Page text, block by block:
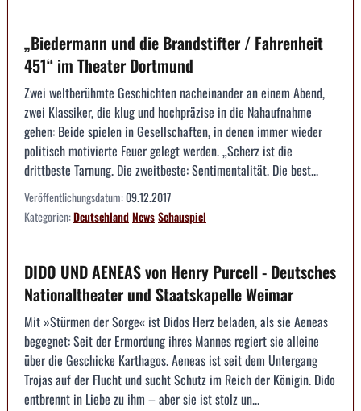
„Biedermann und die Brandstifter / Fahrenheit
451“ im Theater Dortmund
Zwei weltberühmte Geschichten nacheinander an einem Abend,
zwei Klassiker, die klug und hochpräzise in die Nahaufnahme
gehen: Beide spielen in Gesellschaften, in denen immer wieder
politisch motivierte Feuer gelegt werden. „Scherz ist die
drittbeste Tarnung. Die zweitbeste: Sentimentalität. Die best...
Veröffentlichungsdatum:09.12.2017
Kategorien:DeutschlandNewsSchauspiel
DIDO UND AENEAS von Henry Purcell - Deutsches
Nationaltheater und Staatskapelle Weimar
Mit »Stürmen der Sorge« ist Didos Herz beladen, als sie Aeneas
begegnet: Seit der Ermordung ihres Mannes regiert sie alleine
über die Geschicke Karthagos. Aeneas ist seit dem Untergang
Trojas auf der Flucht und sucht Schutz im Reich der Königin. Dido
entbrennt in Liebe zu ihm – aber sie ist stolz un...